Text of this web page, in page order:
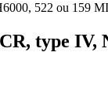
522 ou 159
type IV,